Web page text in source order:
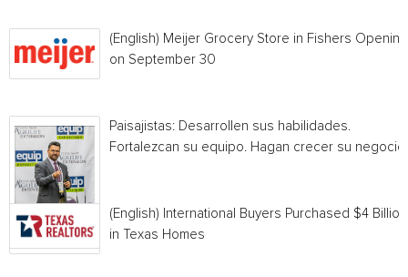
(English) Meijer Grocery Store in Fishers Opening
on September 30
Paisajistas: Desarrollen sus habilidades.
Fortalezcan su equipo. Hagan crecer su negocio.
(English) International Buyers Purchased $4 Billion
in Texas Homes